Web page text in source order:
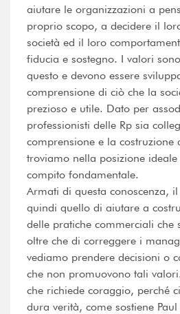
aiutare le organizzazioni a
proprio scopo, a decidere il
società ed il loro
fiducia e sostegno. I valori
questo e devono essere
comprensione di ciò che la
prezioso e utile. Dato per
professionisti delle Rp sia
comprensione e la costruzione
troviamo nella posizione
compito fondamentale.
Armati di questa conoscenza,
quindi quello di aiutare a
delle pratiche commerciali che
oltre che di correggere i
vediamo prendere decisioni o
che non promuovono tali
che richiede coraggio, perché
dura verità, come sostiene